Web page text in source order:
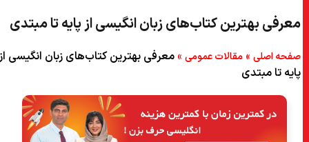
۵) جمع‌بندی
۶) سؤالات متداول
معرفی بهترین کتاب‌های زبان انگیسی از پایه تا مبتدی
صفحه اصلی»مقالات عمومی»معرفی بهترین کتاب‌های زبان انگیسی از
پایه تا مبتدی